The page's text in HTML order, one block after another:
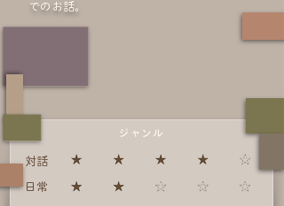
でのお話。
ジャンル
日常
対話